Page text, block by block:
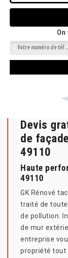
Devis
de
49110
Haute
49110
GK Rénové
traité de
de pollution.
de mur
entreprise
propriété tout